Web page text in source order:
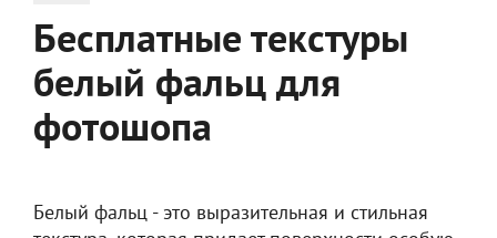
Бесплатные текстуры
белый фальц для
фотошопа
Белый фальц - это выразительная и стильная